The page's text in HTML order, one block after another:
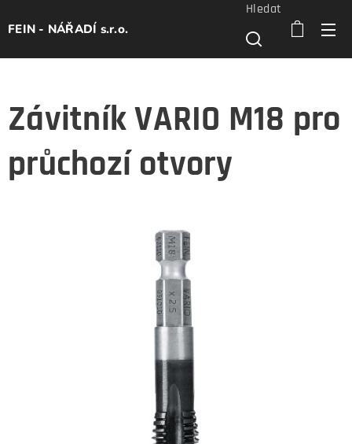
FEIN - NÁŘADÍ s.r.o.
Hledat
Závitník VARIO M18 pro
průchozí otvory